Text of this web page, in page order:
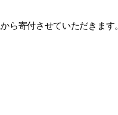
ら寄付させていただきます。